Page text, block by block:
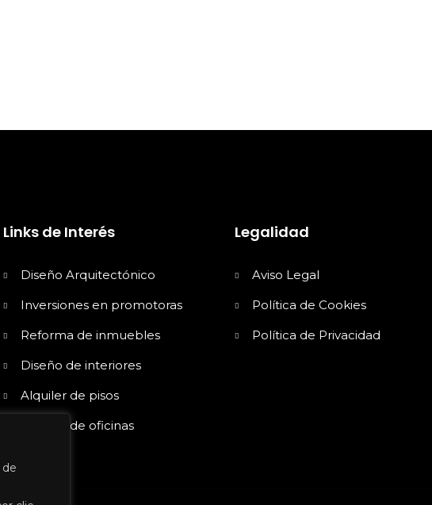
Links de Interés
Diseño Arquitectónico
Inversiones en promotoras
Reforma de inmuebles
Diseño de interiores
Alquiler de pisos
Alquiler de oficinas
Legalidad
Aviso Legal
Política de Cookies
Política de Privacidad